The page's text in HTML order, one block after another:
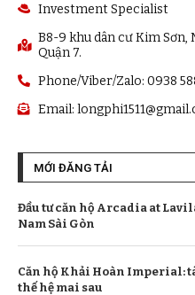
Investment Specialist
B8-9 khu dân cư Kim Sơn,
Quận 7.
Phone/Viber/Zalo: 0938
Email:
MỚI ĐĂNG TẢI
Đầu tư căn hộ Arcadia at
Nam Sài Gòn
Căn hộ Khải Hoàn Imperial:
thế hệ mai sau